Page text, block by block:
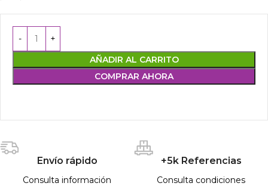
AÑADIR AL CARRITO
COMPRAR AHORA
Envío rápido
Consulta información
+5k Referencias
Consulta condiciones